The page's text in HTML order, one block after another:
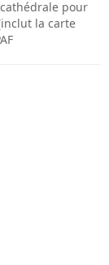
cathédrale pour
la carte